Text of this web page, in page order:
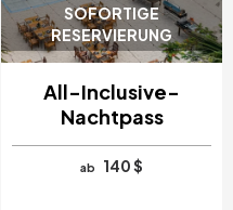
SOFORTIGE
RESERVIERUNG
All-Inclusive-
Nachtpass
ab 140 $